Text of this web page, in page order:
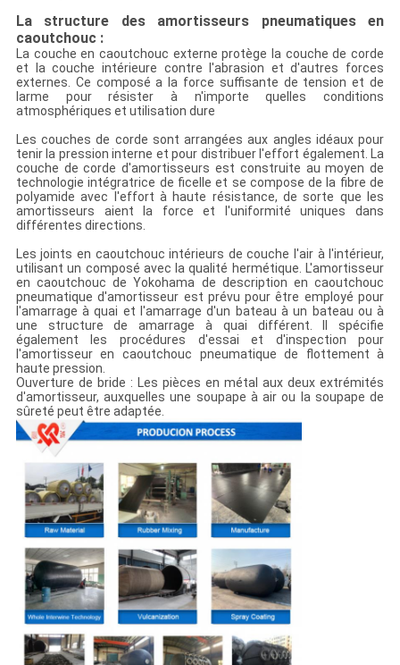
La structure des amortisseurs pneumatiques en
caoutchouc :
La couche en caoutchouc externe protège la couche de corde
et la couche intérieure contre l'abrasion et d'autres forces
externes. Ce composé a la force suffisante de tension et de
larme pour résister à n'importe quelles conditions
atmosphériques et utilisation dure
Les couches de corde sont arrangées aux angles idéaux pour
tenir la pression interne et pour distribuer l'effort également. La
couche de corde d'amortisseurs est construite au moyen de
technologie intégratrice de ficelle et se compose de la fibre de
polyamide avec l'effort à haute résistance, de sorte que les
amortisseurs aient la force et l'uniformité uniques dans
différentes directions.
Les joints en caoutchouc intérieurs de couche l'air à l'intérieur,
utilisant un composé avec la qualité hermétique. L'amortisseur
en caoutchouc de Yokohama de description en caoutchouc
pneumatique d'amortisseur est prévu pour être employé pour
l'amarrage à quai et l'amarrage d'un bateau à un bateau ou à
une structure de amarrage à quai différent. Il spécifie
également les procédures d'essai et d'inspection pour
l'amortisseur en caoutchouc pneumatique de flottement à
haute pression.
Ouverture de bride : Les pièces en métal aux deux extrémités
d'amortisseur, auxquelles une soupape à air ou la soupape de
sûreté peut être adaptée.